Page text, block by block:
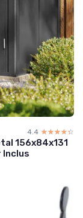
4.4 ☆☆☆☆☆
★★★★★
156x84x131
Inclus